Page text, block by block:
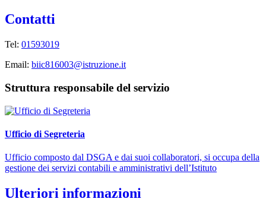
Contatti
Tel: 01593019
Email: biic816003@istruzione.it
Struttura responsabile del servizio
Ufficio di Segreteria
Ufficio composto dal DSGA e dai suoi collaboratori, si occupa della
gestione dei servizi contabili e amministrativi dell’Istituto
Ulteriori informazioni